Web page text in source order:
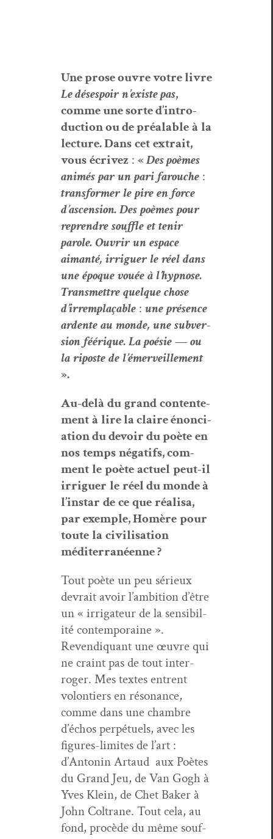
Une prose ouvre votre livre
Le désespoirn’existepas,
comme une sorte d’in­tro­
duc­tion ou de préal­ableàla
lec­ture.Danscetextrait,
vousécrivez : «Des poèmes
ani­mésparunparifarouche :
trans­formerlepireenforce
d’ascen­sion.Despoèmespour
repren­dresouf­fleettenir
parole.Ouvrirunespace
aimanté, irriguerleréeldans
uneépoquevouéeàl’hyp­nose.
Trans­met­trequelquechose
d’irrem­plaçable : uneprésence
ardenteaumonde, unesub­ver­
sionféérique.Lapoésie—ou
laripostedel’émer­veille­ment
».
Au-delàdugrandcon­tente­
mentàlirela claireénonci­
a­tion du devoir du poèteen
nostempsnégat­ifs,com­
mentlepoèteactuelpeut-il
irriguer leréeldu mondeà
l’instar decequeréal­isa,
par exem­ple, Homèrepour
toutelacivil­i­sa­tion
méditer­ranéenne?
Tout poète un peu sérieux
devrait avoir l’ambition d’être
un « irri­ga­teur de la sen­si­bil­
ité con­tem­po­raine ».
Revendi­quant une œuvre qui
ne craint pas de tout inter­
roger. Mes textes entrent
volon­tiers en réso­nance,
comme dans une cham­bre
d’échos per­pétuels, avec les
fig­ures-lim­ites de l’art :
d’Antonin Artaud aux Poètes
du Grand Jeu, de Van Gogh à
Yves Klein, de Chet Bak­er à
John Coltrane. Tout cela, au
fond, procède du même souf­